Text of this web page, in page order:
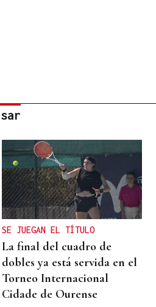
SE JUEGAN EL TÍTULO
La final del cuadro de
dobles ya está servida en el
Torneo Internacional
Cidade de Ourense